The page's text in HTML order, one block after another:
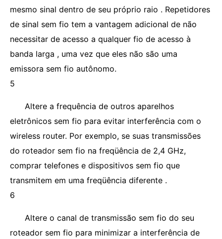
mesmo sinal dentro de seu próprio raio . Repetidores
de sinal sem fio tem a vantagem adicional de não
necessitar de acesso a qualquer fio de acesso à
banda larga , uma vez que eles não são uma
emissora sem fio autônomo.
5
Altere a frequência de outros aparelhos
eletrônicos sem fio para evitar interferência com o
wireless router. Por exemplo, se suas transmissões
do roteador sem fio na freqüência de 2,4 GHz,
comprar telefones e dispositivos sem fio que
transmitem em uma freqüência diferente .
6
Altere o canal de transmissão sem fio do seu
roteador sem fio para minimizar a interferência de